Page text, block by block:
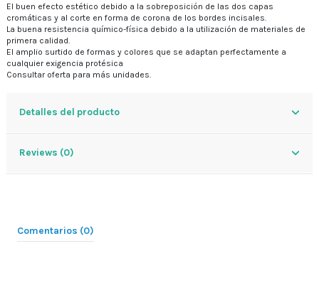
El buen efecto estético debido a la sobreposición de las dos capas
cromáticas y al corte en forma de corona de los bordes incisales.
La buena resistencia químico-física debido a la utilización de materiales de
primera calidad.
El amplio surtido de formas y colores que se adaptan perfectamente a
cualquier exigencia protésica
Consultar oferta para más unidades.
Detalles del producto
Reviews (0)
Comentarios (0)